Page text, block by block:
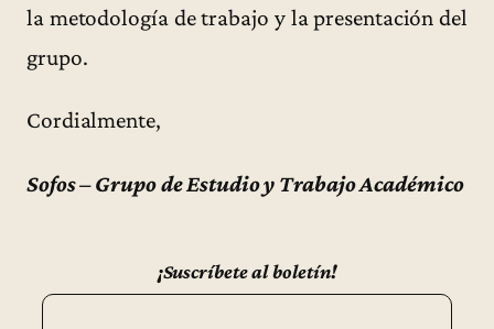
la metodología de trabajo y la presentación del
grupo.
Cordialmente,
Sofos – Grupo de Estudio y Trabajo Académico
¡Suscríbete al boletín!